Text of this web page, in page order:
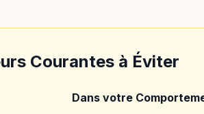
Courantes à Éviter
Dans votre